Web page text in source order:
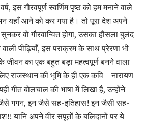
इस गौरवपूर्ण स्‍वर्णिम पृष्‍ठ को हम मनाने वाले
यहाँ आने को कर गया है। तो पूरा देश अपने
वो गौरवान्‍वित होगा, उसका हौसला बुलंद
पीढ़ियाँ, इस पराक्रम के साथ प्रेरणा भी
का एक बहुत बड़ा महत्‍वपूर्ण बनने वाला
राजस्‍थान की भूमि के ही एक कवि नारायण
गीत बोलचाल की भाषा में लिखा है, उन्‍होंने
गगन, इन जैसे सह-इतिहास! इन जैसी सह-
यानि अपने वीर सपूतों के बलिदानों पर ये